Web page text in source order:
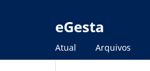
eGesta
Atual Arquivos